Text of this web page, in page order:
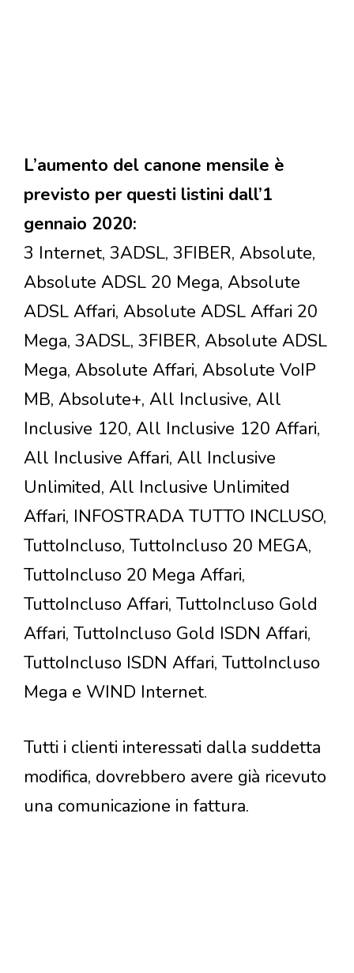
L’aumento del canone mensile è
previsto per questi listini dall’1
gennaio 2020:
3 Internet, 3ADSL, 3FIBER, Absolute,
Absolute ADSL 20 Mega, Absolute
ADSL Affari, Absolute ADSL Affari 20
Mega, 3ADSL, 3FIBER, Absolute ADSL
Mega, Absolute Affari, Absolute VoIP
MB, Absolute+, All Inclusive, All
Inclusive 120, All Inclusive 120 Affari,
All Inclusive Affari, All Inclusive
Unlimited, All Inclusive Unlimited
Affari, INFOSTRADA TUTTO INCLUSO,
TuttoIncluso, TuttoIncluso 20 MEGA,
TuttoIncluso 20 Mega Affari,
TuttoIncluso Affari, TuttoIncluso Gold
Affari, TuttoIncluso Gold ISDN Affari,
TuttoIncluso ISDN Affari, TuttoIncluso
Mega e WIND Internet.
Tutti i clienti interessati dalla suddetta
modifica, dovrebbero avere già ricevuto
una comunicazione in fattura.